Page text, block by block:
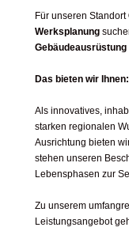
Für unseren Standort
Werksplanung
Gebäudeausrüstung
Das bieten wir Ihnen:
Als innovatives,
starken regionalen
Ausrichtung bieten
stehen unseren
Lebensphasen zur
Zu unserem
Leistungsangebot